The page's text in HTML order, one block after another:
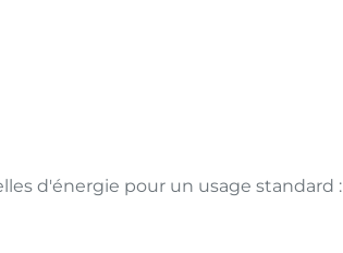
d'énergie pour un usage standard :